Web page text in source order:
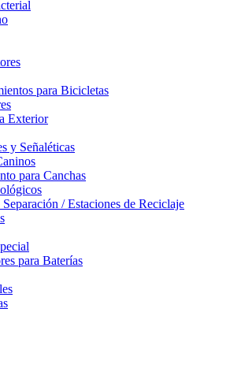
para Bicicletas
Exterior
y Señaléticas
para Canchas
/ Estaciones de Reciclaje
para Baterías